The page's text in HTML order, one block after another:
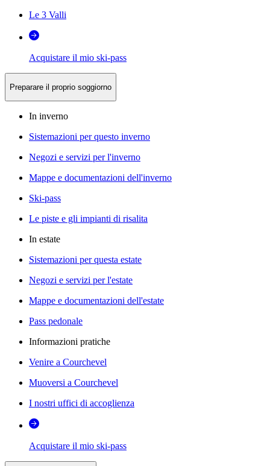
Le 3 Valli
Acquistare il mio ski-pass
Preparare il proprio soggiorno
In inverno
Sistemazioni per questo inverno
Negozi e servizi per l'inverno
Mappe e documentazioni dell'inverno
Ski-pass
Le piste e gli impianti di risalita
In estate
Sistemazioni per questa estate
Negozi e servizi per l'estate
Mappe e documentazioni dell'estate
Pass pedonale
Informazioni pratiche
Venire a Courchevel
Muoversi a Courchevel
I nostri uffici di accoglienza
Acquistare il mio ski-pass